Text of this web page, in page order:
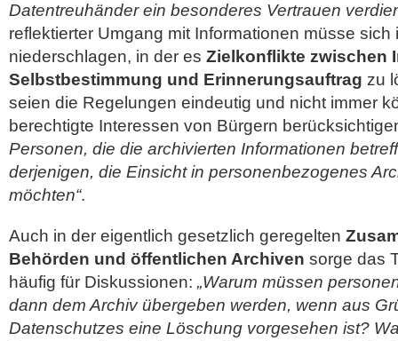
Datentreuhänder ein besonderes Vertrauen
reflektierter Umgang mit Informationen müsse sich
niederschlagen, in der es Zielkonflikte zwischen
Selbstbestimmung und Erinnerungsauftrag zu
seien die Regelungen eindeutig und nicht immer
berechtigte Interessen von Bürgern
Personen, die die archivierten Informationen
derjenigen, die Einsicht in personenbezogenes
möchten“.
Auch in der eigentlich gesetzlich geregelten
Behörden und öffentlichen Archiven sorge das
häufig für Diskussionen: „Warum müssen
dann dem Archiv übergeben werden, wenn aus
Datenschutzes eine Löschung vorgesehen ist?